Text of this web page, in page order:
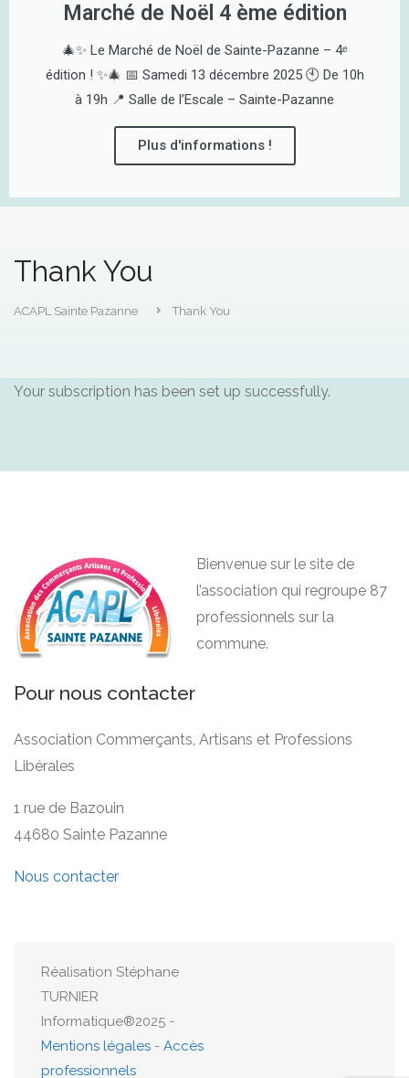
Marché de Noël 4 ème édition
🎄✨ Le Marché de Noël de Sainte-Pazanne – 4ᵉ
édition ! ✨🎄 📅 Samedi 13 décembre 2025 🕙 De 10h
à 19h 📍 Salle de l’Escale – Sainte-Pazanne
Plus d'informations !
Thank You
ACAPL Sainte Pazanne Thank You
Your subscription has been set up successfully.
Bienvenue sur le site de
l’association qui regroupe 87
professionnels sur la
commune.
Pour nous contacter
Association Commerçants, Artisans et Professions
Libérales
1 rue de Bazouin
44680 Sainte Pazanne
Nous contacter
Réalisation Stéphane
TURNIER
Informatique®2025 -
Mentions légales - Accès
professionnels